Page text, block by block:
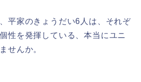
平家のきょうだい6人は、それぞ
性を発揮している、本当にユニ
せんか。